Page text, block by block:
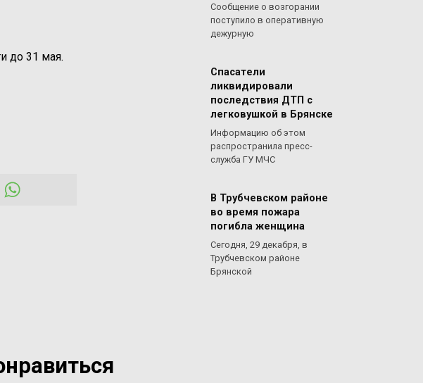
до 31 мая.
Сообщение о возгорании
поступило в оперативную
дежурную
Спасатели
ликвидировали
последствия ДТП с
легковушкой в Брянске
Информацию об этом
распространила пресс-
служба ГУ МЧС
В Трубчевском районе
во время пожара
погибла женщина
Сегодня, 29 декабря, в
Трубчевском районе
Брянской